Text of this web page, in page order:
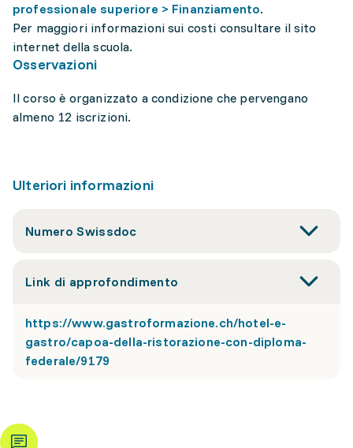
professionale superiore > Finanziamento.
Per maggiori informazioni sui costi consultare il sito
internet della scuola.
Osservazioni
Il corso è organizzato a condizione che pervengano
almeno 12 iscrizioni.
Ulteriori informazioni
Numero Swissdoc
Link di approfondimento
https://www.gastroformazione.ch/hotel-e-
gastro/capoa-della-ristorazione-con-diploma-
federale/9179